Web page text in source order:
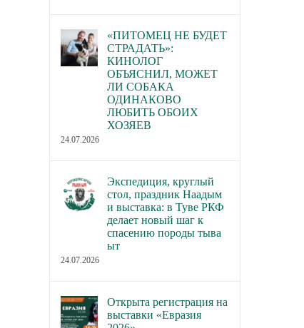
«ПИТОМЕЦ НЕ БУДЕТ
СТРАДАТЬ»:
КИНОЛОГ
ОБЪЯСНИЛ, МОЖЕТ
ЛИ СОБАКА
ОДИНАКОВО
ЛЮБИТЬ ОБОИХ
ХОЗЯЕВ
24.07.2026
Экспедиция, круглый
стол, праздник Наадым
и выставка: в Туве РКФ
делает новый шаг к
спасению породы тыва
ыт
24.07.2026
Открыта регистрация на
выставки «Евразия